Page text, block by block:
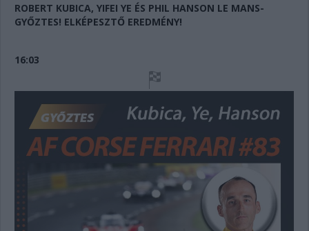
ROBERT KUBICA, YIFEI YE ÉS PHIL HANSON LE MANS-
GYŐZTES! ELKÉPESZTŐ EREDMÉNY!
16:03